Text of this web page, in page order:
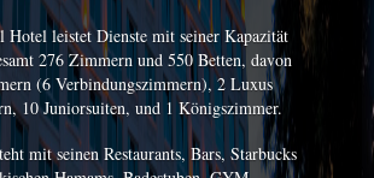
Hotel leistet Dienste mit seiner Kapazität
276 Zimmern und 550 Betten, davon
(6 Verbindungszimmern), 2 Luxus
10 Juniorsuiten, und 1 Königszimmer.
mit seinen Restaurants, Bars, Starbucks